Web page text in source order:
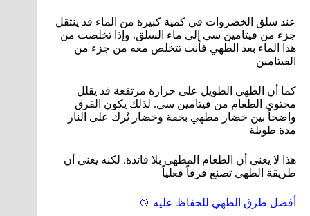
عند سلق الخضروات في كمية كبيرة من الماء قد ينتقل
جزء من فيتامين سي إلى ماء السلق. وإذا تخلصت من
هذا الماء بعد الطهي فأنت تتخلص معه من جزء من
الفيتامين
كما أن الطهي الطويل على حرارة مرتفعة قد يقلل
محتوى الطعام من فيتامين سي. لذلك يكون الفرق
واضحاً بين خضار مطهي بخفة وخضار تُرك على النار
مدة طويلة
هذا لا يعني أن الطعام المطهي بلا فائدة. لكنه يعني أن
طريقة الطهي تصنع فرقاً فعلياً
أفضل طرق الطهي للحفاظ عليه 🍲